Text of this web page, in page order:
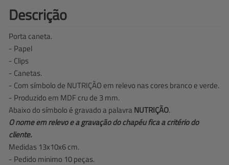
Descrição
Porta caneta.
- Papel
- Clips
- Canetas.
- Com símbolo de NUTRIÇÃO em relevo nas cores branco e verde.
- Produzido em MDF cru de 3 mm.
Abaixo do símbolo é gravado a palavra NUTRIÇÃO.
O nome em relevo e a gravação do chapéu fica a critério do
cliente.
Medidas 13x10x6 cm.
- Pedido minimo 10 peças.